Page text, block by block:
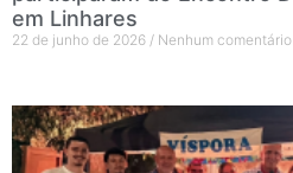
em Linhares
22 de junho de 2026 Nenhum comentário